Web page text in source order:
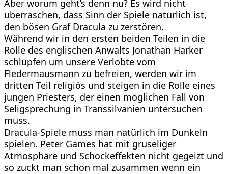
Aber worum geht’s denn nu? Es wird nicht
überraschen, dass Sinn der Spiele natürlich ist,
den bösen Graf Dracula zu zerstören.
Während wir in den ersten beiden Teilen in die
Rolle des englischen Anwalts Jonathan Harker
schlüpfen um unsere Verlobte vom
Fledermausmann zu befreien, werden wir im
dritten Teil religiös und steigen in die Rolle eines
jungen Priesters, der einen möglichen Fall von
Seligsprechung in Transsilvanien untersuchen
muss.
Dracula-Spiele muss man natürlich im Dunkeln
spielen. Peter Games hat mit gruseliger
Atmosphäre und Schockeffekten nicht gegeizt und
so zuckt man schon mal zusammen wenn ein